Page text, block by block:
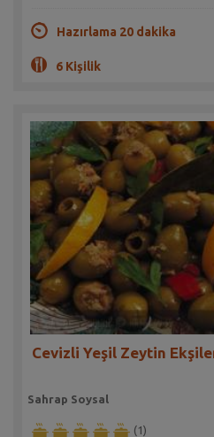
Hazırlama 20 dakika
6 Kişilik
Cevizli Yeşil Zeytin
Sahrap Soysal
(1)